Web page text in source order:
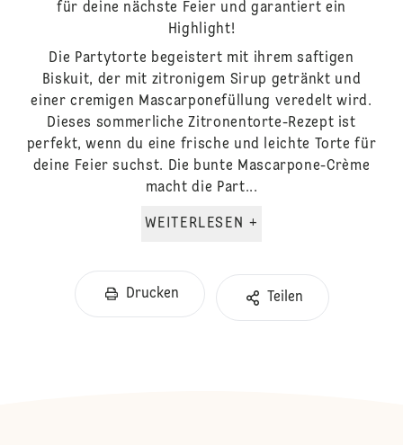
für deine nächste Feier und garantiert ein
Highlight!
Die Partytorte begeistert mit ihrem saftigen
Biskuit, der mit zitronigem Sirup getränkt und
einer cremigen Mascarponefüllung veredelt wird.
Dieses sommerliche Zitronentorte-Rezept ist
perfekt, wenn du eine frische und leichte Torte für
deine Feier suchst. Die bunte Mascarpone-Crème
macht die Part...
WEITERLESEN +
Drucken Teilen